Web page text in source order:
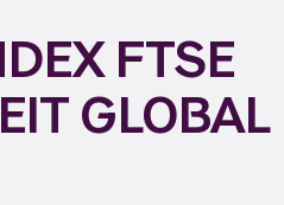
FTSE
GLOBAL